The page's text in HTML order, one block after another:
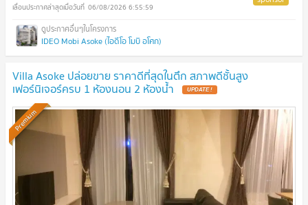
06/08/2026 6:55:59
IDEO Mobi Asoke (ไอดีโอ โมบิ อโศก)
Villa Asoke ปล่อยขาย ราคาดีที่สุดในตึก สภาพดีชั้นสูง
เฟอร์นิเจอร์ครบ 1 ห้องนอน 2 ห้องน้ำ UPDATE !
Premium